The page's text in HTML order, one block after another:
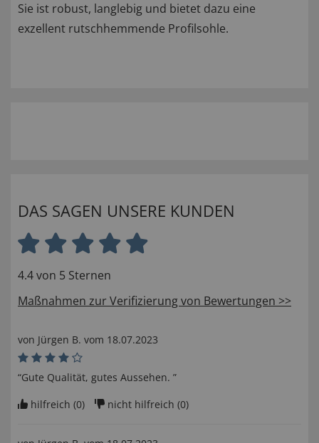
Sie ist robust, langlebig und bietet dazu eine
exzellent rutschhemmende Profilsohle.
DAS SAGEN UNSERE KUNDEN
4.4 von 5 Sternen
Maßnahmen zur Verifizierung von Bewertungen >>
von Jürgen B. vom 18.07.2023
“Gute Qualität, gutes Aussehen. ”
hilfreich (0) nicht hilfreich (0)